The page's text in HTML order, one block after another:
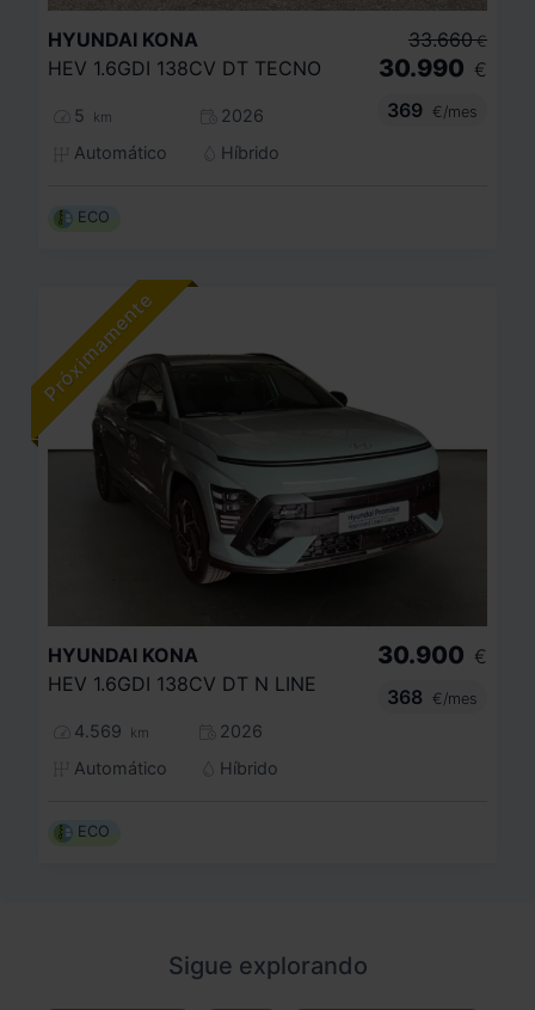
HYUNDAI KONA
HEV 1.6GDI 138CV DT TECNO
5 km
2026
Automático
Híbrido
33.660 €
30.990 €
369
€/mes
ECO
HYUNDAI KONA
HEV 1.6GDI 138CV DT N LINE
4.569 km
2026
Automático
Híbrido
30.900 €
368
€/mes
ECO
Sigue explorando